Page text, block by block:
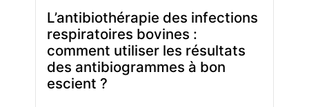
L’antibiothérapie des infections
respiratoires bovines :
comment utiliser les résultats
des antibiogrammes à bon
escient ?